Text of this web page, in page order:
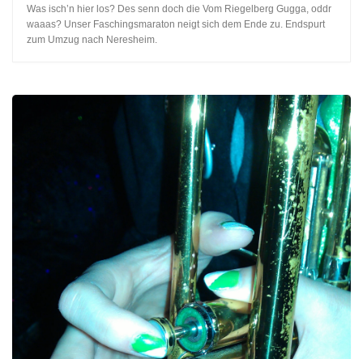
Was isch’n hier los? Des senn doch die Vom Riegelberg Gugga, oddr
waaas? Unser Faschingsmaraton neigt sich dem Ende zu. Endspurt
zum Umzug nach Neresheim.